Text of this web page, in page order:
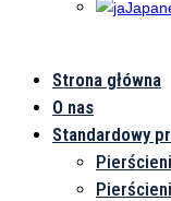
Strona główna
O nas
Standardowy